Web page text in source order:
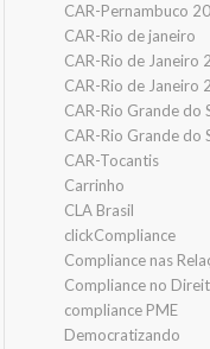
CAR-Pernambuco
CAR-Rio de janeiro
CAR-Rio de Janeiro
CAR-Rio de Janeiro
CAR-Rio Grande do
CAR-Rio Grande do
CAR-Tocantis
Carrinho
CLA Brasil
clickCompliance
Compliance nas
Compliance no
compliance PME
Democratizando